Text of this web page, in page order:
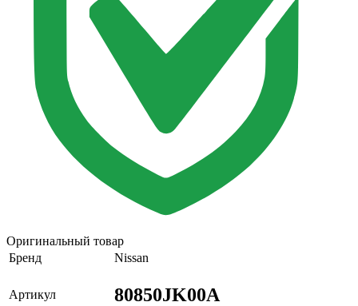
Оригинальный товар
Бренд
Nissan
Артикул 80850JK00A